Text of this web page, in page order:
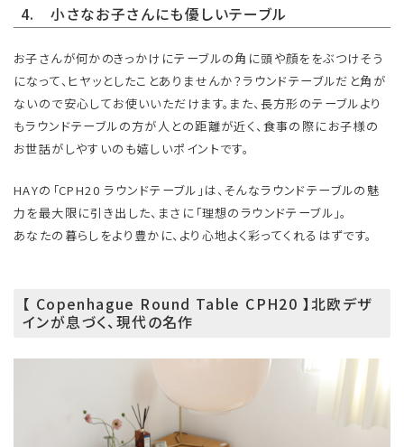
4. 小さなお子さんにも優しいテーブル
お子さんが何かのきっかけにテーブルの角に頭や顔ををぶつけそう
になって、ヒヤッとしたことありませんか？ラウンドテーブルだと角が
ないので安心してお使いいただけます。また、長方形のテーブルより
もラウンドテーブルの方が人との距離が近く、食事の際にお子様の
お世話がしやすいのも嬉しいポイントです。
HAYの「CPH20 ラウンドテーブル」は、そんなラウンドテーブルの魅
力を最大限に引き出した、まさに「理想のラウンドテーブル」。
あなたの暮らしをより豊かに、より心地よく彩ってくれるはずです。
【 Copenhague Round Table CPH20 】北欧デザ
インが息づく、現代の名作